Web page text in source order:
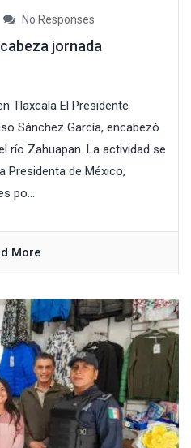
No Responses
jornada
Tlaxcala El Presidente
Sánchez García, encabezó
río Zahuapan. La actividad se
Presidenta de México,
po...
More